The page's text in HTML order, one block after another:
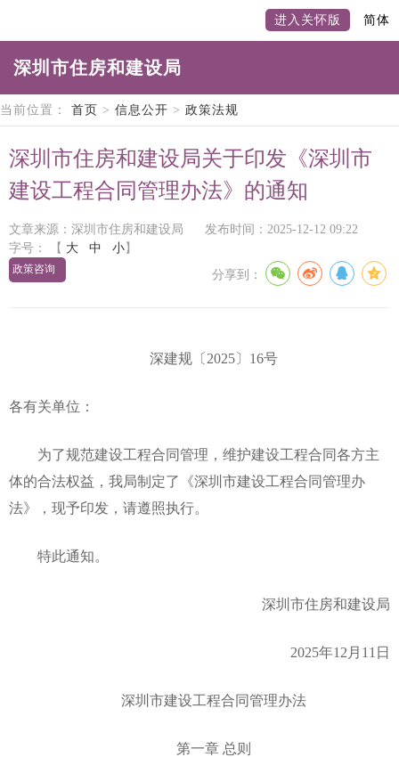
进入关怀版 简体
深圳市住房和建设局
当前位置： 首页 > 信息公开 > 政策法规
深圳市住房和建设局关于印发《深圳市
建设工程合同管理办法》的通知
文章来源：深圳市住房和建设局
发布时间：2025-12-12 09:22
字号：
【 大 中 小 】
政策咨询 分享到：
深建规〔2025〕16号
各有关单位：
为了规范建设工程合同管理，维护建设工程合同各方主
体的合法权益，我局制定了《深圳市建设工程合同管理办
法》，现予印发，请遵照执行。
特此通知。
深圳市住房和建设局
2025年12月11日
深圳市建设工程合同管理办法
第一章 总则